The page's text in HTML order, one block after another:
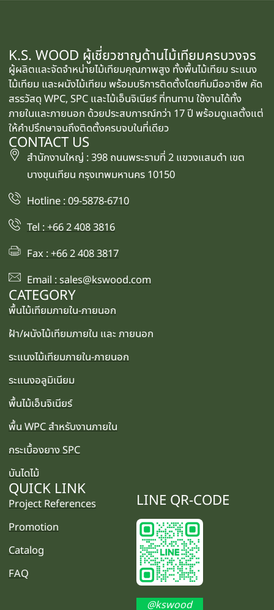
K.S. WOOD ผู้เชี่ยวชาญด้านไม้เทียมครบวงจร
ผู้ผลิตและจัดจำหน่ายไม้เทียมคุณภาพสูง ทั้งพื้นไม้เทียม ระแนง
ไม้เทียม และผนังไม้เทียม พร้อมบริการติดตั้งโดยทีมมืออาชีพ คัด
สรรวัสดุ WPC, SPC และไม้เอ็นจิเนียร์ ที่ทนทาน ใช้งานได้ทั้ง
ภายในและภายนอก ด้วยประสบการณ์กว่า 17 ปี พร้อมดูแลตั้งแต่
ให้คำปรึกษาจนถึงติดตั้งครบจบในที่เดียว
CONTACT US
สำนักงานใหญ่ : 398 ถนนพระรามที่ 2 แขวงแสมดำ เขต
บางขุนเทียน กรุงเทพมหานคร 10150
Hotline : 09-5878-6710
Tel : +66 2 408 3816
Fax : +66 2 408 3817
Email : sales@kswood.com
CATEGORY
พื้นไม้เทียมภายใน-ภายนอก
ฝ้า/ผนังไม้เทียมภายใน และ ภายนอก
ระแนงไม้เทียมภายใน-ภายนอก
ระแนงอลูมิเนียม
พื้นไม้เอ็นจิเนียร์
พื้น WPC สำหรับงานภายใน
กระเบื้องยาง SPC
บันไดไม้
QUICK LINK
Project References
Promotion
Catalog
FAQ
LINE QR-CODE
@kswood